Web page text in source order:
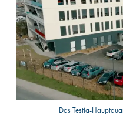
Das Testia-